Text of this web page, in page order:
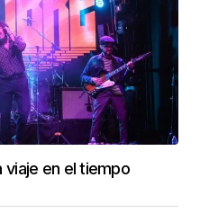
viaje en el tiempo